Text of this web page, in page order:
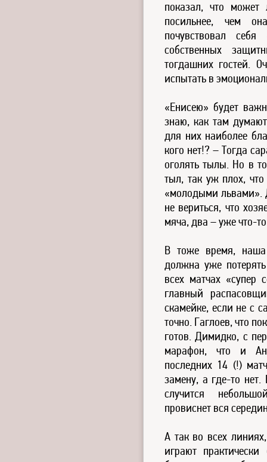
показал, что
посильнее, чем
почувствовал
собственных
тогдашних гостей.
испытать в
«Енисею» будет
знаю, как там
для них наиболее
кого нет!? – Тогда
оголять тылы. Но в
тыл, так уж плох, что
«молодыми львами».
не вериться, что
мяча, два – уже что-
В тоже время, наша
должна уже
всех матчах «супер
главный
скамейке, если не с
точно. Гаглоев, что
готов. Димидко, с
марафон, что и
последних 14 (!)
замену, а где-то нет.
случится
провиснет вся
А так во всех
играют